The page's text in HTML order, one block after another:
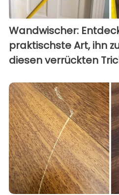
Wandwischer:
praktischste Art, ihn
diesen verrückten